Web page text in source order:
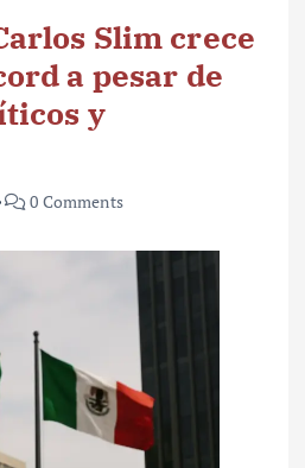
Slim crece
a pesar de
y
0 Comments